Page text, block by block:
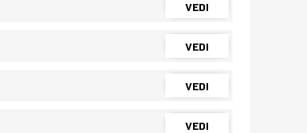
VEDI
VEDI
VEDI
VEDI